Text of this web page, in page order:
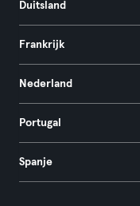
Duitsland
Frankrijk
Nederland
Portugal
Spanje